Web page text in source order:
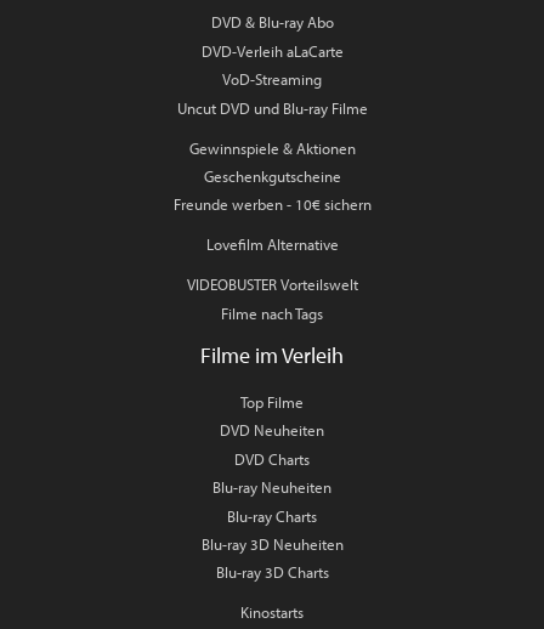
DVD & Blu-ray Abo
DVD-Verleih aLaCarte
VoD-Streaming
Uncut DVD und Blu-ray Filme
Gewinnspiele & Aktionen
Geschenkgutscheine
Freunde werben - 10€ sichern
Lovefilm Alternative
VIDEOBUSTER Vorteilswelt
Filme nach Tags
Filme im Verleih
Top Filme
DVD Neuheiten
DVD Charts
Blu-ray Neuheiten
Blu-ray Charts
Blu-ray 3D Neuheiten
Blu-ray 3D Charts
Kinostarts